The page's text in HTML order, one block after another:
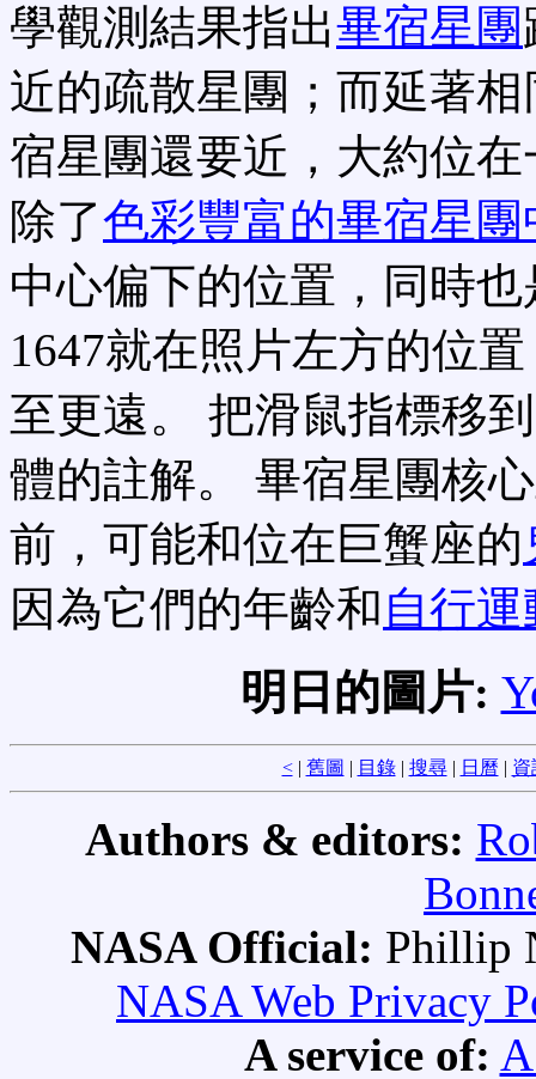
學觀測結果指出畢宿星團
近的疏散星團；而延著
宿星團還要近，大約位
除了色彩豐富的畢宿星
中心偏下的位置，同時
1647就在照片左方的位
至更遠。 把滑鼠指標移
體的註解。 畢宿星團核
前，可能和位在巨蟹座的
因為它們的年齡和自行運
明日的圖片:
<| 舊圖 | 目錄| 搜尋| 日曆 | 資
Authors & editors:
NASA Official: Phillip
NASA Web Privacy
A service of: